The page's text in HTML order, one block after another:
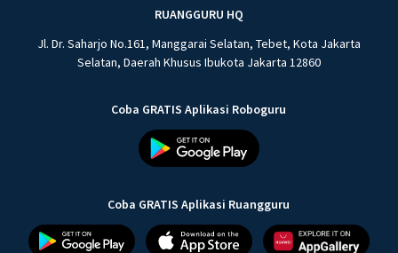
RUANGGURU HQ
Jl. Dr. Saharjo No.161, Manggarai Selatan, Tebet, Kota Jakarta
Selatan, Daerah Khusus Ibukota Jakarta 12860
Coba GRATIS Aplikasi Roboguru
Coba GRATIS Aplikasi Ruangguru